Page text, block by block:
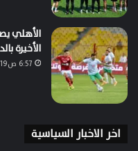
الأهلي
الأخيرة
6:57 ص19 مايو، 2026
اخر الاخبار السياسية